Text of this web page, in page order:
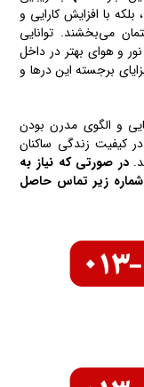
با افزایش کارایی و
می‌بخشند. توانایی
و هوای بهتر در داخل
برجسته این درها و
و الگوی مدرن بودن
کیفیت زندگی ساکنان
در صورتی که نیاز به
شماره زیر تماس حاصل